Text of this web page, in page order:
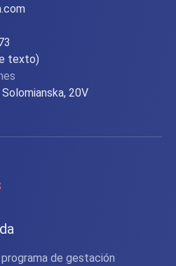
texto)
20V
de gestación